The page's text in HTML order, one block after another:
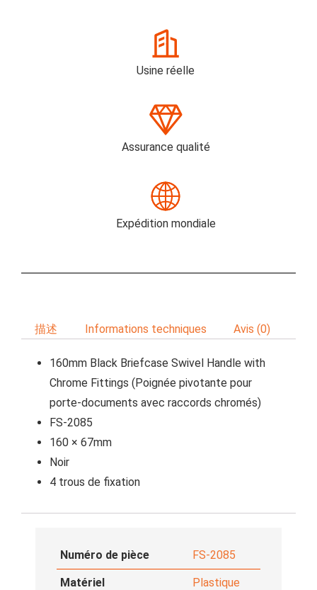
Usine réelle
Assurance qualité
Expédition mondiale
描述 Informations techniques Avis (0)
160mm Black Briefcase Swivel Handle with
Chrome Fittings (Poignée pivotante pour
porte-documents avec raccords chromés)
FS-2085
160 × 67mm
Noir
4 trous de fixation
Numéro de pièce FS-2085
Matériel Plastique